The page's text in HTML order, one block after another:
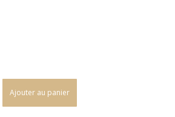
Ajouter au panier